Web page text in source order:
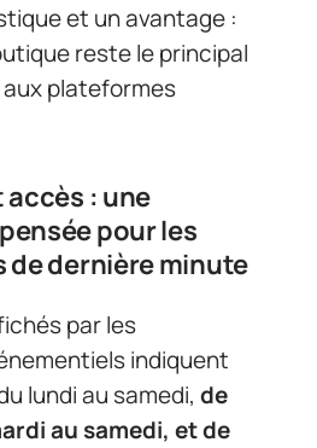
et un avantage :
reste le principal
plateformes
: une
pour les
dernière minute
par les
indiquent
lundi au samedi, de
au samedi, et de